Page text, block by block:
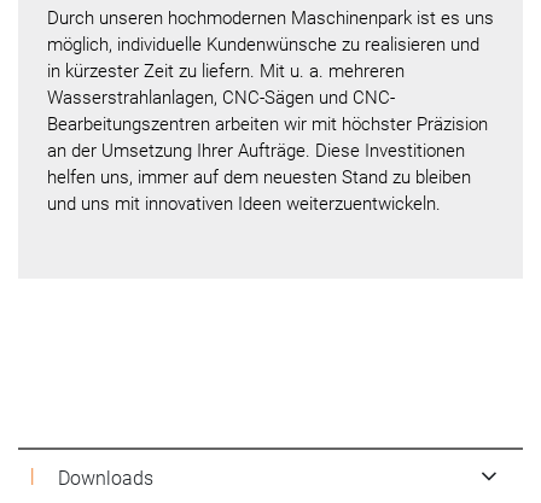
Durch unseren hochmodernen Maschinenpark ist es uns
möglich, individuelle Kundenwünsche zu realisieren und
in kürzester Zeit zu liefern. Mit u. a. mehreren
Wasserstrahlanlagen, CNC-Sägen und CNC-
Bearbeitungszentren arbeiten wir mit höchster Präzision
an der Umsetzung Ihrer Aufträge. Diese Investitionen
helfen uns, immer auf dem neuesten Stand zu bleiben
und uns mit innovativen Ideen weiterzuentwickeln.
Downloads